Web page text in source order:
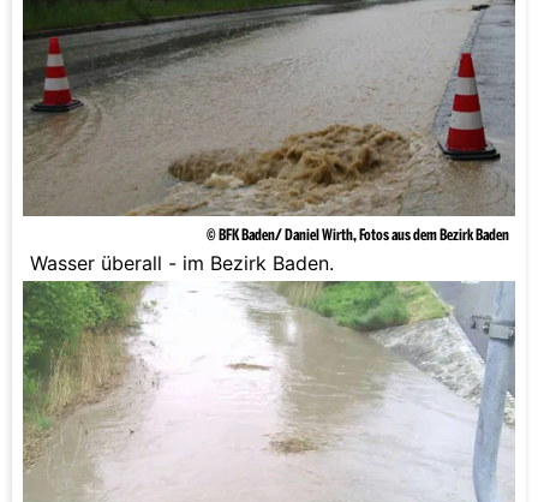
© BFK Baden/ Daniel Wirth, Fotos aus dem Bezirk Baden
Wasser überall - im Bezirk Baden.